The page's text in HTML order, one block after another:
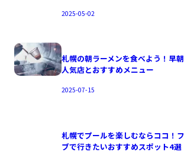
2025-05-02
札幌の朝ラーメンを食べよう！早
人気店とおすすめメニュー
2025-07-15
札幌でプールを楽しむならココ！
ブで行きたいおすすめスポット4選